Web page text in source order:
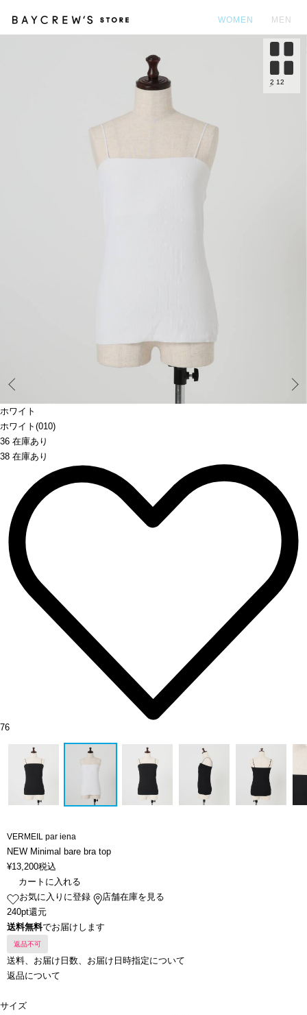
WOMEN MEN
ホワイト
ホワイト(010)
36 在庫あり
38 在庫あり
2 12
76
VERMEIL par iena
NEW Minimal bare bra top
¥13,200税込
カートに入れる
お気に入りに登録
店舗在庫を見る
240pt還元
送料無料でお届けします
返品不可
送料、お届け日数、お届け日時指定について
返品について
サイズ